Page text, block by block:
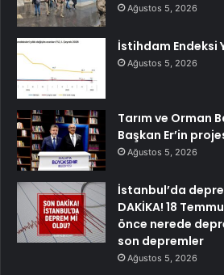
Ağustos 5, 2026
İstihdam Endeksi
Ağustos 5, 2026
Tarım ve Orman
Başkan Er’in
Ağustos 5, 2026
İstanbul’da
DAKİKA! 18
önce nerede
son depremler
Ağustos 5, 2026